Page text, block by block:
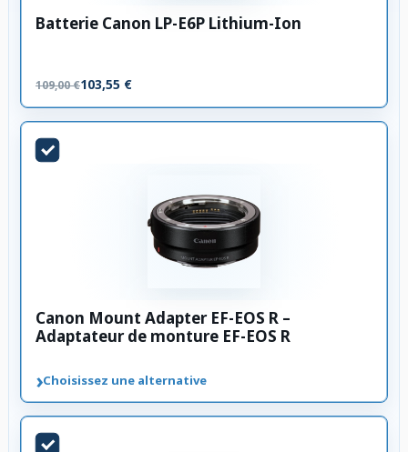
Batterie Canon LP-E6P Lithium-Ion
109,00 €103,55 €
Canon Mount Adapter EF-EOS R –
Adaptateur de monture EF-EOS R
›Choisissez une alternative